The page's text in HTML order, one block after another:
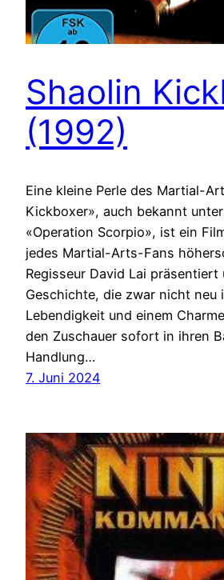
Shaolin
(1992)
Eine kleine Perle des Martial-
Kickboxer», auch bekannt
«Operation Scorpio», ist ein
jedes Martial-Arts-Fans
Regisseur David Lai präsentiert
Geschichte, die zwar nicht neu
Lebendigkeit und einem
den Zuschauer sofort in ihren
Handlung…
7. Juni 2024